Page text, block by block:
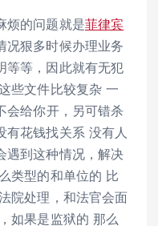
烦的问题就是菲律宾
况狠多时候办理业务
等等，因此就有无犯
些文件比较复杂 一
会给你开，另可错杀
有花钱找关系 没有人
遇到这种情况，解决
类型的和单位的 比
院处理，和法官会面
如果是监狱的 那么